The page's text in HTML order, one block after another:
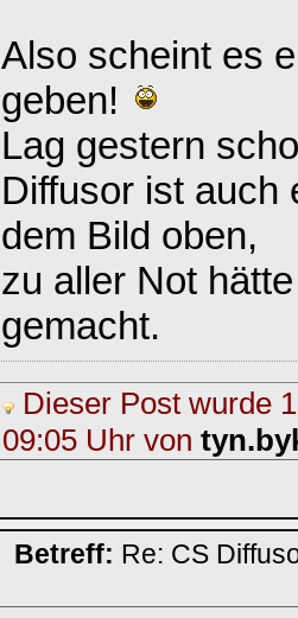
Also scheint es
geben!
Lag gestern
Diffusor ist auch
dem Bild oben,
zu aller Not
gemacht.
Dieser Post wurde
09:05 Uhr von
Betreff: Re: CS